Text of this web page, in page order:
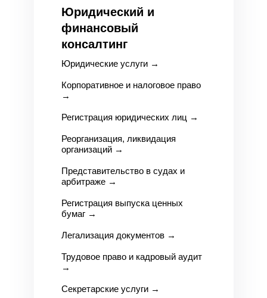
Юридический и
финансовый
консалтинг
Юридические услуги →
Корпоративное и налоговое право
→
Регистрация юридических лиц →
Реорганизация, ликвидация
организаций →
Представительство в судах и
арбитраже →
Регистрация выпуска ценных
бумаг →
Легализация документов →
Трудовое право и кадровый аудит
→
Секретарские услуги →